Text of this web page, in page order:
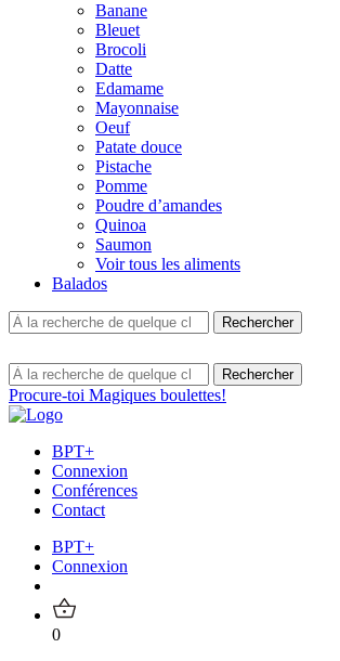
Banane
Bleuet
Brocoli
Datte
Edamame
Mayonnaise
Oeuf
Patate douce
Pistache
Pomme
Poudre d’amandes
Quinoa
Saumon
Voir tous les aliments
Balados
Procure-toi Magiques boulettes!
BPT+
Connexion
Conférences
Contact
BPT+
Connexion
0